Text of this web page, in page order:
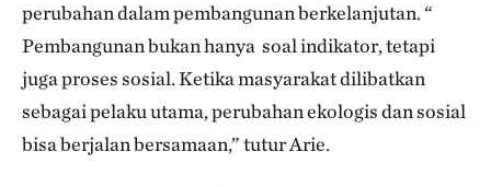
perubahan dalam pembangunan berkelanjutan. “
Pembangunan bukan hanya soal indikator, tetapi
juga proses sosial. Ketika masyarakat dilibatkan
sebagai pelaku utama, perubahan ekologis dan sosial
bisa berjalan bersamaan,” tutur Arie.